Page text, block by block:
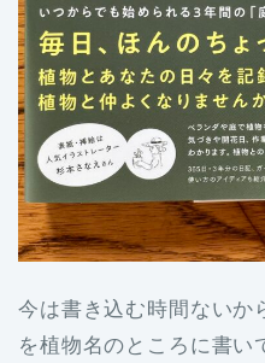
今は書き込む時間ないか
を植物名のところに書い